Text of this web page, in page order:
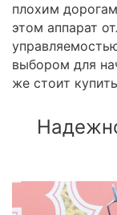
плохим
этом аппарат
выбором для
же стоит